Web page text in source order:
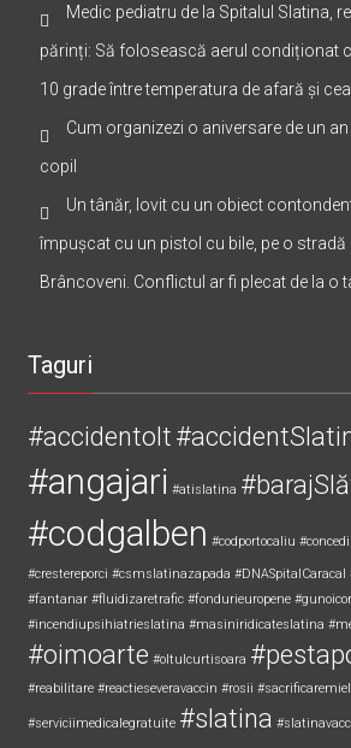
Medic pediatru de la Spitalul Slatina,
părinți: Să folosească aerul condiționat
10 grade între temperatura de afară și
Cum organizezi o aniversare de un
copil
Un tânăr, lovit cu un obiect
împușcat cu un pistol cu bile, pe o
Brâncoveni. Conflictul ar fi plecat de la o
Taguri
#accidentolt
#angajari #atislatina
#codgalben #codportocaliu
#crestereporci #csmslatinazapada #DNASpitalCaracal
#fantanar #fluidizaretrafic #fondurieuropene
#incendiupsihiatrieslatina #masiniridicateslatina
#oimoarte #oltulcurtisoara
#reabilitare #reactieseveravaccin #rosii
#serviciimedicalegratuite #slatina